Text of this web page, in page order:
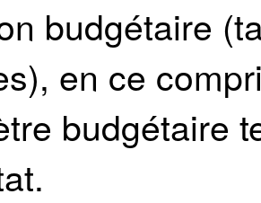
budgétaire
en ce
budgétaire